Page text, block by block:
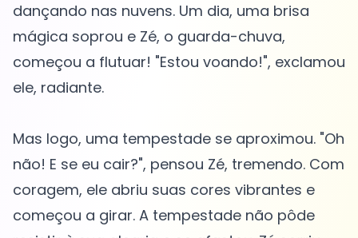
dançando nas nuvens. Um dia, uma brisa
mágica soprou e Zé, o guarda-chuva,
começou a flutuar! "Estou voando!", exclamou
ele, radiante.
Mas logo, uma tempestade se aproximou. "Oh
não! E se eu cair?", pensou Zé, tremendo. Com
coragem, ele abriu suas cores vibrantes e
começou a girar. A tempestade não pôde